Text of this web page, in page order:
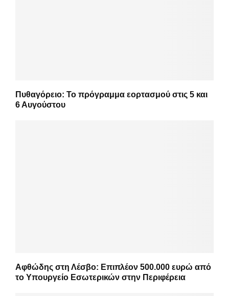
Πυθαγόρειο: Το πρόγραμμα εορτασμού στις 5 και
6 Αυγούστου
Αφθώδης στη Λέσβο: Επιπλέον 500.000 ευρώ από
το Υπουργείο Εσωτερικών στην Περιφέρεια